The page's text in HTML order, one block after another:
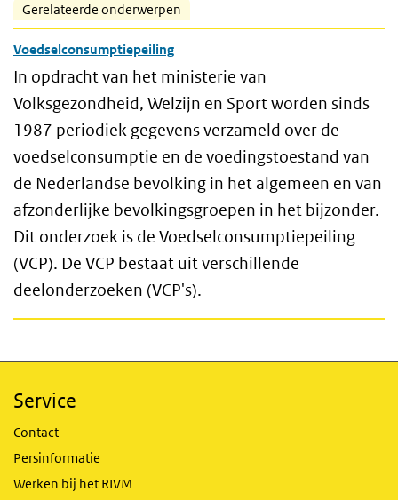
Gerelateerde onderwerpen
Voedselconsumptiepeiling
In opdracht van het ministerie van
Volksgezondheid, Welzijn en Sport worden sinds
1987 periodiek gegevens verzameld over de
voedselconsumptie en de voedingstoestand van
de Nederlandse bevolking in het algemeen en van
afzonderlijke bevolkingsgroepen in het bijzonder.
Dit onderzoek is de Voedselconsumptiepeiling
(VCP). De VCP bestaat uit verschillende
deelonderzoeken (VCP's).
Service
Contact
Persinformatie
Werken bij het RIVM